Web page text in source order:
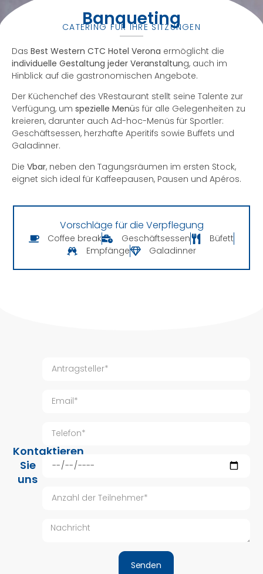
Banqueting
CATERING FÜR IHRE SITZUNGEN
Das Best Western CTC Hotel Verona ermöglicht die
individuelle Gestaltung jeder Veranstaltung, auch im
Hinblick auf die gastronomischen Angebote.
Der Küchenchef des VRestaurant stellt seine Talente zur
Verfügung, um spezielle Menüs für alle Gelegenheiten zu
kreieren, darunter auch Ad-hoc-Menüs für Sportler:
Geschäftsessen, herzhafte Aperitifs sowie Buffets und
Galadinner.
Die Vbar, neben den Tagungsräumen im ersten Stock,
eignet sich ideal für Kaffeepausen, Pausen und Apéros.
Vorschläge für die Verpflegung
Coffee break Geschäftsessen
Büfett
Empfänge
Galadinner
Kontaktieren
Sie
uns
Senden